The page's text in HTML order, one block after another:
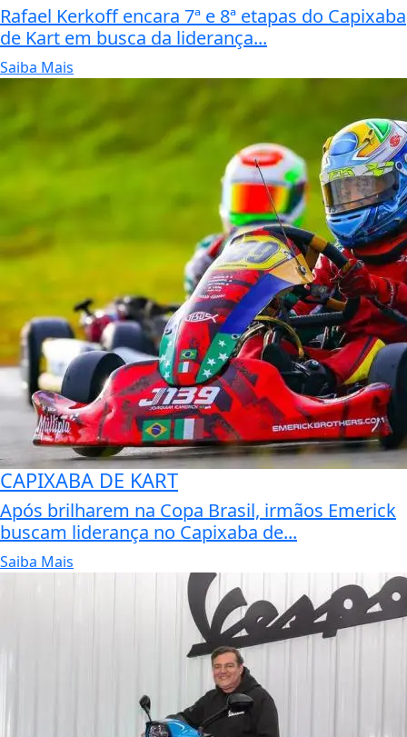
Rafael Kerkoff encara 7ª e 8ª etapas do Capixaba
de Kart em busca da liderança...
Saiba Mais
CAPIXABA DE KART
Após brilharem na Copa Brasil, irmãos Emerick
buscam liderança no Capixaba de...
Saiba Mais